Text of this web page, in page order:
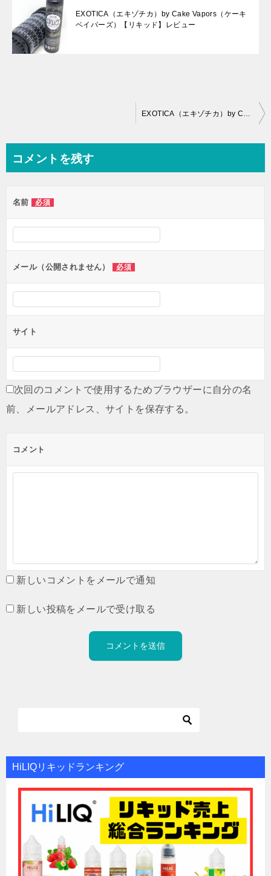
EXOTICA（エキゾチカ）by Cake Vapors（ケーキ
ベイパーズ）【リキッド】レビュー
ビ
ー
シ
ン
EXOTICA（エキゾチカ）by Cake Vapors（ケーキベイパーズ）【リキッド】レビュー
コメントを残す
名前 必須
メール（公開されません） 必須
サイト
次回のコメントで使用するためブラウザーに自分の名
前、メールアドレス、サイトを保存する。
コメント
新しいコメントをメールで通知
新しい投稿をメールで受け取る
HiLIQリキッドランキング